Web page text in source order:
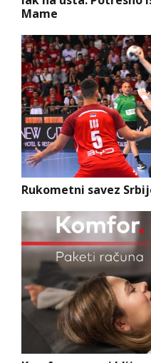
Mame
Rukometni savez